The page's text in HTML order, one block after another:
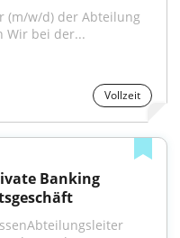
(m/w/d) der Abteilung
Wir bei der...
Vollzeit
Banking